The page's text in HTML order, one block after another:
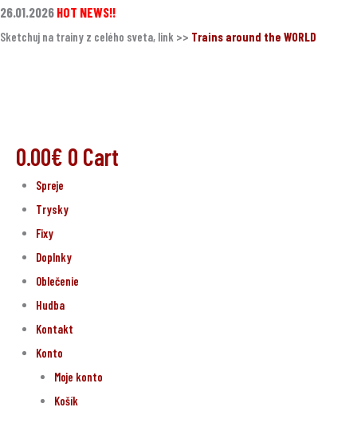
Preskočiť
na
26.01.2026 HOT NEWS!!
Sketchuj na trainy z celého sveta, link >> Trains around the WORLD
0.00€ 0 Cart
Spreje
Trysky
Fixy
Doplnky
Oblečenie
Hudba
Kontakt
Konto
Moje konto
Košík